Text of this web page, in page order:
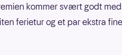
kommer svært godt
ferietur og et par ekstra